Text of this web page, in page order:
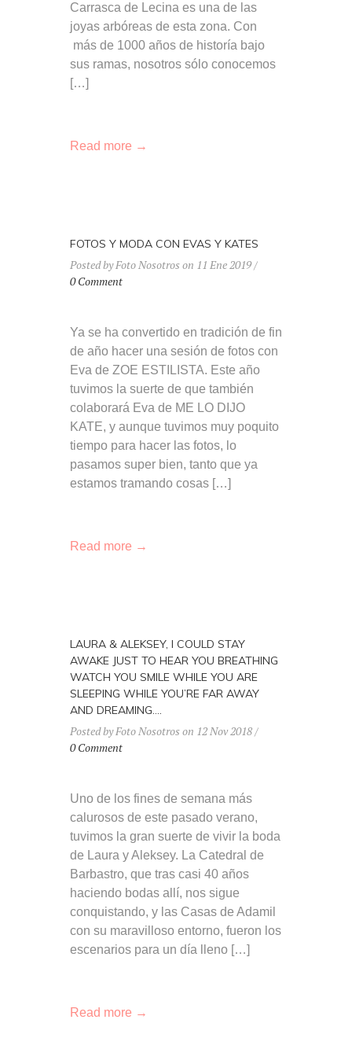
Carrasca de Lecina es una de las
joyas arbóreas de esta zona. Con
más de 1000 años de historía bajo
sus ramas, nosotros sólo conocemos
[…]
Read more →
FOTOS Y MODA CON EVAS Y KATES
Posted by Foto Nosotros on 11 Ene 2019 /
0 Comment
Ya se ha convertido en tradición de fin
de año hacer una sesión de fotos con
Eva de ZOE ESTILISTA. Este año
tuvimos la suerte de que también
colaborará Eva de ME LO DIJO
KATE, y aunque tuvimos muy poquito
tiempo para hacer las fotos, lo
pasamos super bien, tanto que ya
estamos tramando cosas […]
Read more →
LAURA & ALEKSEY, I COULD STAY
AWAKE JUST TO HEAR YOU BREATHING
WATCH YOU SMILE WHILE YOU ARE
SLEEPING WHILE YOU’RE FAR AWAY
AND DREAMING….
Posted by Foto Nosotros on 12 Nov 2018 /
0 Comment
Uno de los fines de semana más
calurosos de este pasado verano,
tuvimos la gran suerte de vivir la boda
de Laura y Aleksey. La Catedral de
Barbastro, que tras casi 40 años
haciendo bodas allí, nos sigue
conquistando, y las Casas de Adamil
con su maravilloso entorno, fueron los
escenarios para un día lleno […]
Read more →